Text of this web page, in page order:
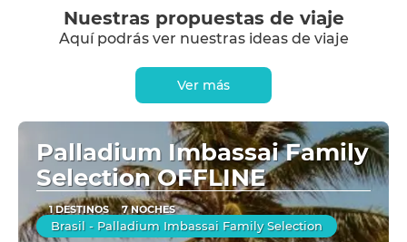
Nuestras propuestas de viaje
Aquí podrás ver nuestras ideas de viaje
Ver más
Palladium Imbassai Family
Selection OFFLINE
1 DESTINOS 7 NOCHES
Brasil - Palladium Imbassai Family Selection